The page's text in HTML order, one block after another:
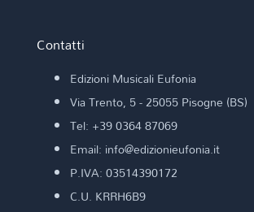
Contatti
Edizioni Musicali Eufonia
Via Trento, 5 - 25055 Pisogne (BS)
Tel: +39 0364 87069
Email: info@edizionieufonia.it
P.IVA: 03514390172
C.U. KRRH6B9